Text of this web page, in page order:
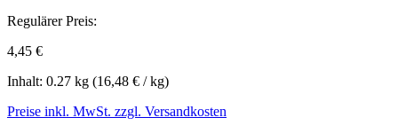
Regulärer Preis:
4,45 €
Inhalt: 0.27 kg (16,48 € / kg)
Preise inkl. MwSt. zzgl. Versandkosten